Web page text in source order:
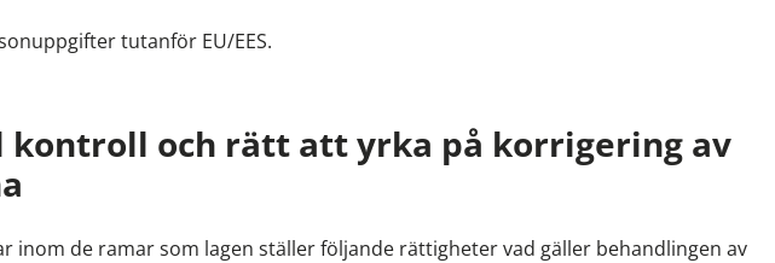
tutanför EU/EES.
kontroll och rätt att yrka på korrigering av
inom de ramar som lagen ställer följande rättigheter vad gäller behandlingen av